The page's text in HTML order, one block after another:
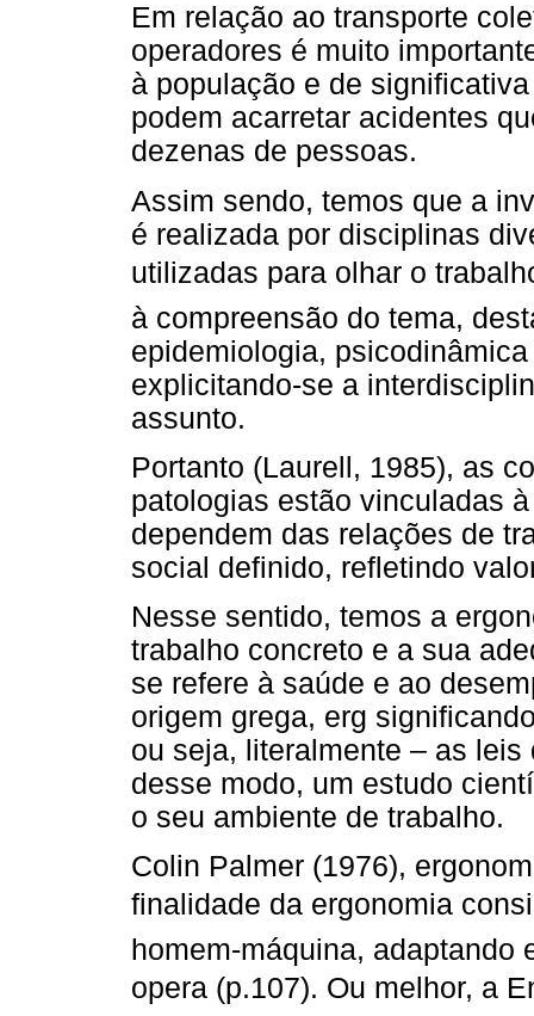
Em relação ao transporte
operadores é muito
à população e de
podem acarretar acidentes
dezenas de pessoas.
Assim sendo, temos que a
é realizada por disciplinas
utilizadas para olhar o
à compreensão do tema,
epidemiologia,
explicitando-se a
assunto.
Portanto (Laurell, 1985), as
patologias estão vinculadas
dependem das relações de
social definido, refletindo
Nesse sentido, temos a
trabalho concreto e a sua
se refere à saúde e ao
origem grega, erg
ou seja, literalmente – as
desse modo, um estudo
o seu ambiente de trabalho.
Colin Palmer (1976),
finalidade da ergonomia
homem-máquina, adaptando
opera (p.107). Ou melhor, a